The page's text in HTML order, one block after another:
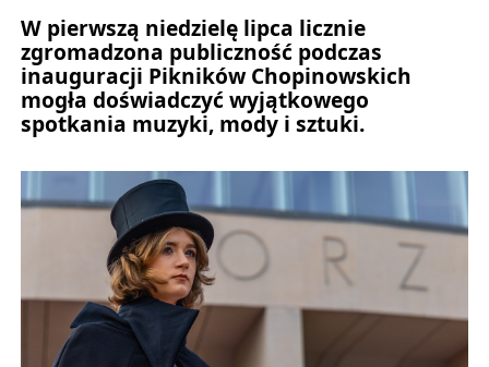
W pierwszą niedzielę lipca licznie
zgromadzona publiczność podczas
inauguracji Pikników Chopinowskich
mogła doświadczyć wyjątkowego
spotkania muzyki, mody i sztuki.